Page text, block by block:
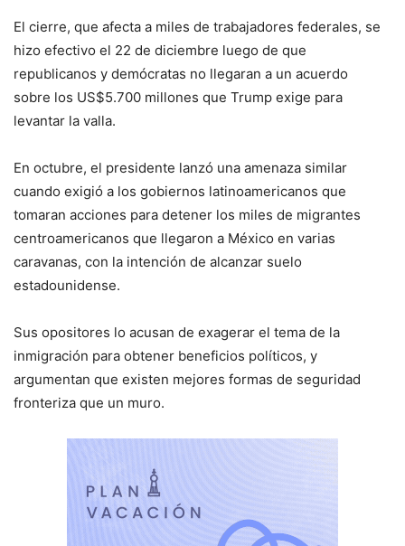
El cierre, que afecta a miles de trabajadores federales, se
hizo efectivo el 22 de diciembre luego de que
republicanos y demócratas no llegaran a un acuerdo
sobre los US$5.700 millones que Trump exige para
levantar la valla.
En octubre, el presidente lanzó una amenaza similar
cuando exigió a los gobiernos latinoamericanos que
tomaran acciones para detener los miles de migrantes
centroamericanos que llegaron a México en varias
caravanas, con la intención de alcanzar suelo
estadounidense.
Sus opositores lo acusan de exagerar el tema de la
inmigración para obtener beneficios políticos, y
argumentan que existen mejores formas de seguridad
fronteriza que un muro.